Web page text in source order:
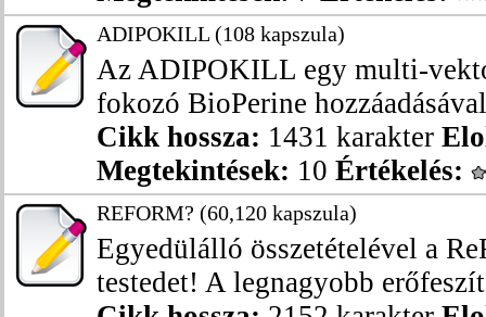
ADIPOKILL (108 kapszula)
Az ADIPOKILL egy multi-
fokozó BioPerine
Cikk hossza: 1431 karakter
Megtekintések: 10 Értékelés:
REFORM? (60,120 kapszula)
Egyedülálló összetételével a
testedet! A legnagyobb